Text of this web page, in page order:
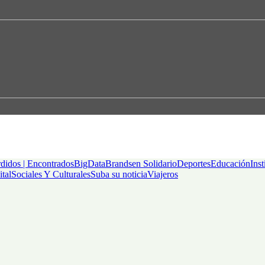
| EncontradosBigDataBrandsen SolidarioDeportesEducación
Sociales Y CulturalesSuba su noticiaViajeros